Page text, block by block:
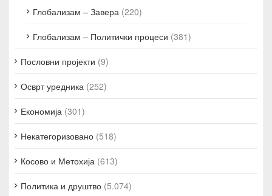
Глобализам – Завера (220)
Глобализам – Политички процеси (381)
Пословни пројекти (9)
Осврт уредника (252)
Економија (301)
Некатегоризовано (518)
Косово и Метохија (613)
Политика и друштво (5.074)